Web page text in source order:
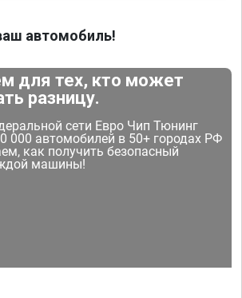
автомобиль!
для тех, кто может
разницу.
сети Евро Чип Тюнинг
000 автомобилей в 50+ городах РФ
как получить безопасный
машины!